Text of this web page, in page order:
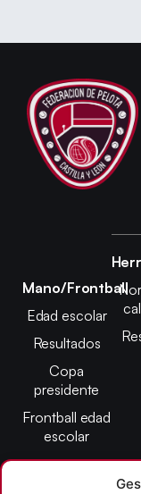
Mano/Frontball
Edad escolar
Resultados
Copa
presidente
Frontball edad
escolar